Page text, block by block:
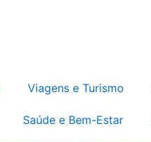
Viagens e Turismo
Saúde e Bem-Estar